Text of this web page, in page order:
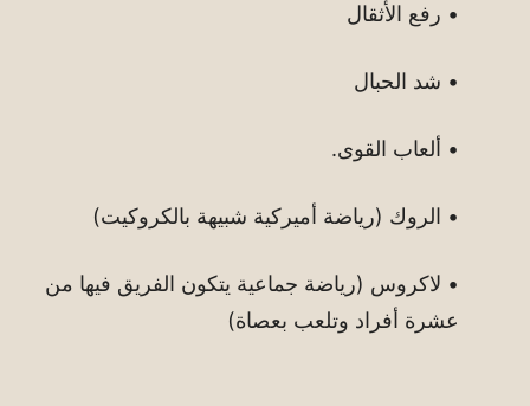
• رفع الأثقال
• شد الحبال
• ألعاب القوى.
• الروك (رياضة أميركية شبيهة بالكروكيت)
• لاكروس (رياضة جماعية يتكون الفريق فيها من
عشرة أفراد وتلعب بعصاة)